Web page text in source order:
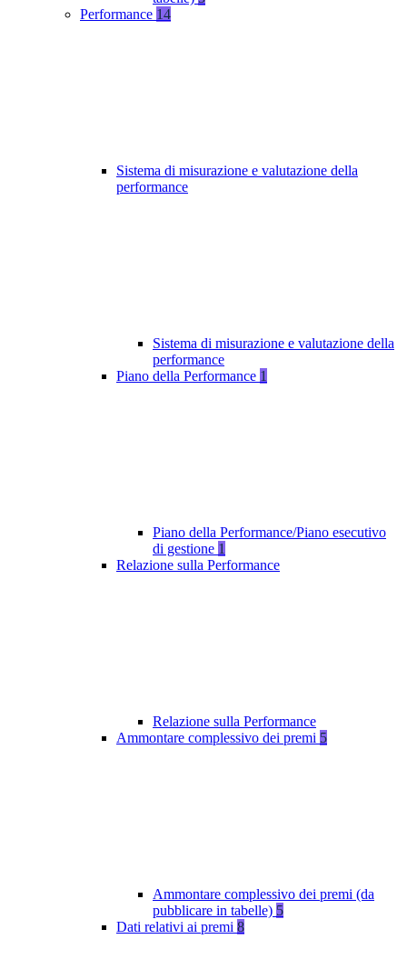
Performance 14
Sistema di misurazione e valutazione della
performance
Sistema di misurazione e valutazione della
performance
Piano della Performance 1
Piano della Performance/Piano esecutivo
di gestione 1
Relazione sulla Performance
Relazione sulla Performance
Ammontare complessivo dei premi 5
Ammontare complessivo dei premi (da
pubblicare in tabelle) 5
Dati relativi ai premi 8